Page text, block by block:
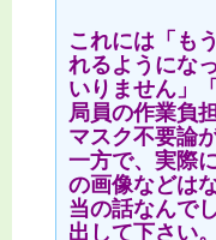
これには「も
れるようにな
いりません」
局員の作業負
マスク不要論
一方で、実際
の画像などは
当の話なんで
出して下さい